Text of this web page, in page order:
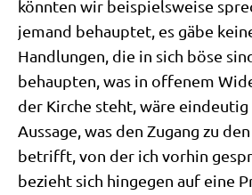
könn­ten wir bei­spiels­wei­se
jemand behaup­tet, es gäbe
Hand­lun­gen, die in sich böse
behaup­ten, was in offe­nem
der Kir­che steht, wäre ein­deu­tig
Aus­sa­ge, was den Zugang zu
betrifft, von der ich vor­hin
bezieht sich hin­ge­gen auf eine